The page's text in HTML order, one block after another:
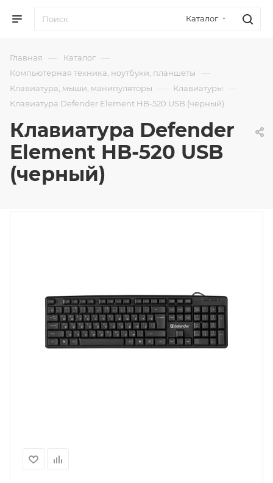
Каталог
Главная — Каталог —
Компьютерная техника, ноутбуки, планшеты —
Клавиатура, мыши, манипуляторы — Клавиатуры —
Клавиатура Defender Element HB-520 USB (черный)
Клавиатура Defender
Element HB-520 USB
(черный)